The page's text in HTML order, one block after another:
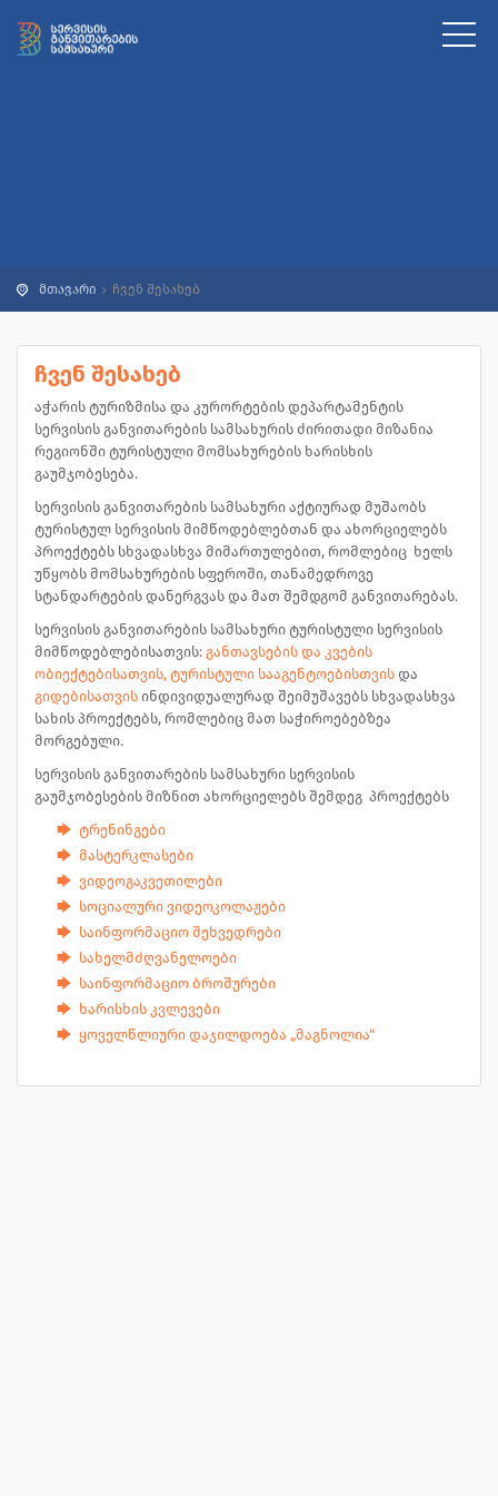
მთავარი ჩვენ შესახებ
ჩვენ შესახებ
აჭარის ტურიზმისა და კურორტების დეპარტამენტის
სერვისის განვითარების სამსახურის ძირითადი მიზანია
რეგიონში ტურისტული მომსახურების ხარისხის
გაუმჯობესება.
სერვისის განვითარების სამსახური აქტიურად მუშაობს
ტურისტულ სერვისის მიმწოდებლებთან და ახორციელებს
პროექტებს სხვადასხვა მიმართულებით, რომლებიც ხელს
უწყობს მომსახურების სფეროში, თანამედროვე
სტანდარტების დანერგვას და მათ შემდგომ განვითარებას.
სერვისის განვითარების სამსახური ტურისტული სერვისის
მიმწოდებლებისათვის: განთავსების და კვების
ობიექტებისათვის, ტურისტული სააგენტოებისთვის და
გიდებისათვის ინდივიდუალურად შეიმუშავებს სხვადასხვა
სახის პროექტებს, რომლებიც მათ საჭიროებებზეა
მორგებული.
სერვისის განვითარების სამსახური სერვისის
გაუმჯობესების მიზნით ახორციელებს შემდეგ პროექტებს
ტრენინგები
მასტერკლასები
ვიდეოგაკვეთილები
სოციალური ვიდეოკოლაჟები
საინფორმაციო შეხვედრები
სახელმძღვანელოები
საინფორმაციო ბროშურები
ხარისხის კვლევები
ყოველწლიური დაჯილდოება „მაგნოლია“